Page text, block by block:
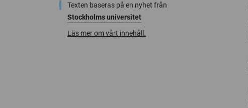
Texten baseras på en nyhet från
Stockholms universitet
Läs mer om vårt innehåll.